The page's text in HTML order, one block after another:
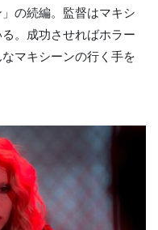
の続編。監督はマキシ
。成功させればホラー
マキシーンの行く手を